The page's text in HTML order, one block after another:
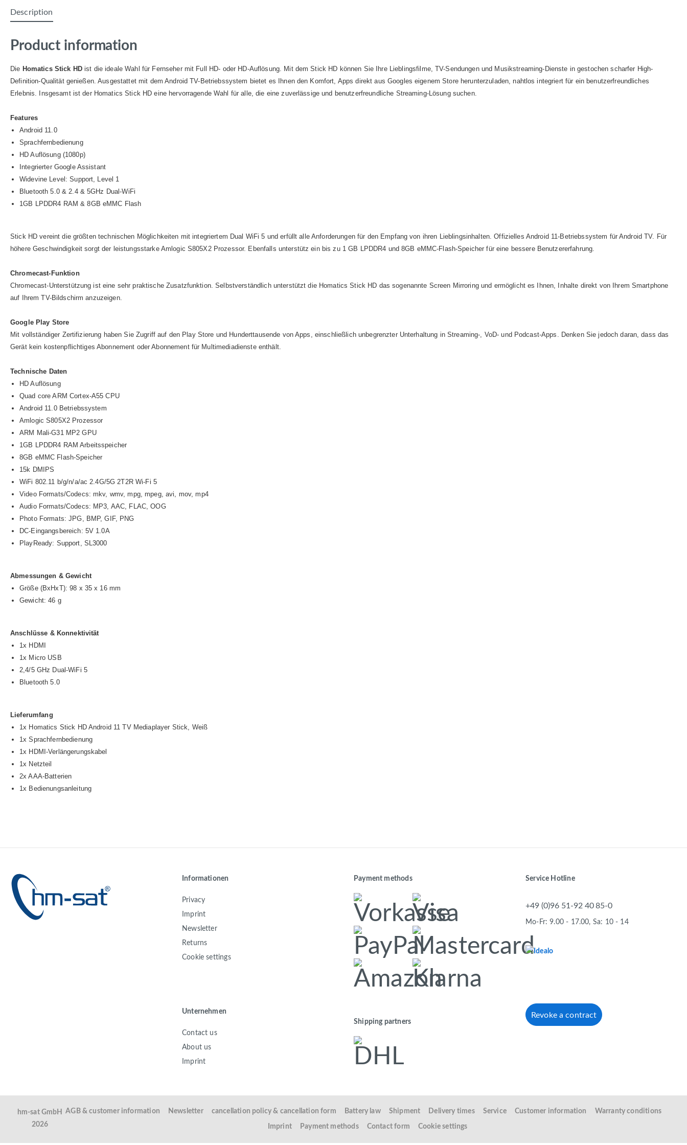
Description
Product information
Die Homatics Stick HDist die ideale Wahl für Fernseher mit Full HD- oder HD-Auflösung. Mit dem Stick HD können Sie Ihre Lieblingsfilme, TV-Sendungen und Musikstreaming-Dienste in gestochen scharfer High-
Definition-Qualität genießen. Ausgestattet mit dem Android TV-Betriebssystem bietet es Ihnen den Komfort, Apps direkt aus Googles eigenem Store herunterzuladen, nahtlos integriert für ein benutzerfreundliches
Erlebnis. Insgesamt ist der Homatics Stick HD eine hervorragende Wahl für alle, die eine zuverlässige und benutzerfreundliche Streaming-Lösung suchen.
Features
Android 11.0
Sprachfernbedienung
HD Auflösung (1080p)
Integrierter Google Assistant
Widevine Level: Support, Level 1
Bluetooth 5.0 & 2.4 & 5GHz Dual-WiFi
1GB LPDDR4 RAM & 8GB eMMC Flash
Stick HD vereint die größten technischen Möglichkeiten mit integriertem Dual WiFi 5 und erfüllt alle Anforderungen für den Empfang von ihren Lieblingsinhalten. Offizielles Android 11-Betriebssystem für Android TV. Für
höhere Geschwindigkeit sorgt der leistungsstarke Amlogic S805X2 Prozessor. Ebenfalls unterstütz ein bis zu 1 GB LPDDR4 und 8GB eMMC-Flash-Speicher für eine bessere Benutzererfahrung.
Chromecast-Funktion
Chromecast-Unterstützung ist eine sehr praktische Zusatzfunktion. Selbstverständlich unterstützt die Homatics Stick HD das sogenannte Screen Mirroring und ermöglicht es Ihnen, Inhalte direkt von Ihrem Smartphone
auf Ihrem TV-Bildschirm anzuzeigen.
Google Play Store
Mit vollständiger Zertifizierung haben Sie Zugriff auf den Play Store und Hunderttausende von Apps, einschließlich unbegrenzter Unterhaltung in Streaming-, VoD- und Podcast-Apps. Denken Sie jedoch daran, dass das
Gerät kein kostenpflichtiges Abonnement oder Abonnement für Multimediadienste enthält.
Technische Daten
HD Auflösung
Quad core ARM Cortex-A55 CPU
Android 11.0 Betriebssystem
Amlogic S805X2 Prozessor
ARM Mali-G31 MP2 GPU
1GB LPDDR4 RAM Arbeitsspeicher
8GB eMMC Flash-Speicher
15k DMIPS
WiFi 802.11 b/g/n/a/ac 2.4G/5G 2T2R Wi-Fi 5
Video Formats/Codecs: mkv, wmv, mpg, mpeg, avi, mov, mp4
Audio Formats/Codecs: MP3, AAC, FLAC, OOG
Photo Formats: JPG, BMP, GIF, PNG
DC-Eingangsbereich: 5V 1.0A
PlayReady: Support, SL3000
Abmessungen & Gewicht
Größe (BxHxT): 98 x 35 x 16 mm
Gewicht: 46 g
Anschlüsse & Konnektivität
1x HDMI
1x Micro USB
2,4/5 GHz Dual-WiFi 5
Bluetooth 5.0
Lieferumfang
1x Homatics Stick HD Android 11 TV Mediaplayer Stick, Weiß
1x Sprachfernbedienung
1x HDMI-Verlängerungskabel
1x Netzteil
2x AAA-Batterien
1x Bedienungsanleitung
Informationen
Privacy
Imprint
Newsletter
Returns
Cookie settings
Unternehmen
Contact us
About us
Imprint
Payment methods
Shipping partners
Service Hotline
+49 (0)96 51-92 40 85-0
Mo-Fr: 9.00 - 17.00, Sa: 10 - 14
Revoke a contract
hm-sat GmbH
2026
AGB & customer information Newsletter cancellation policy & cancellation form Battery law Shipment Delivery times Service Customer information Warranty conditions
Imprint Payment methods Contact form Cookie settings